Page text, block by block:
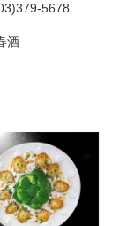
5678
酒